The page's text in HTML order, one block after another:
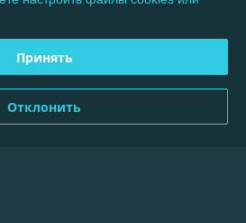
Принять
Отклонить